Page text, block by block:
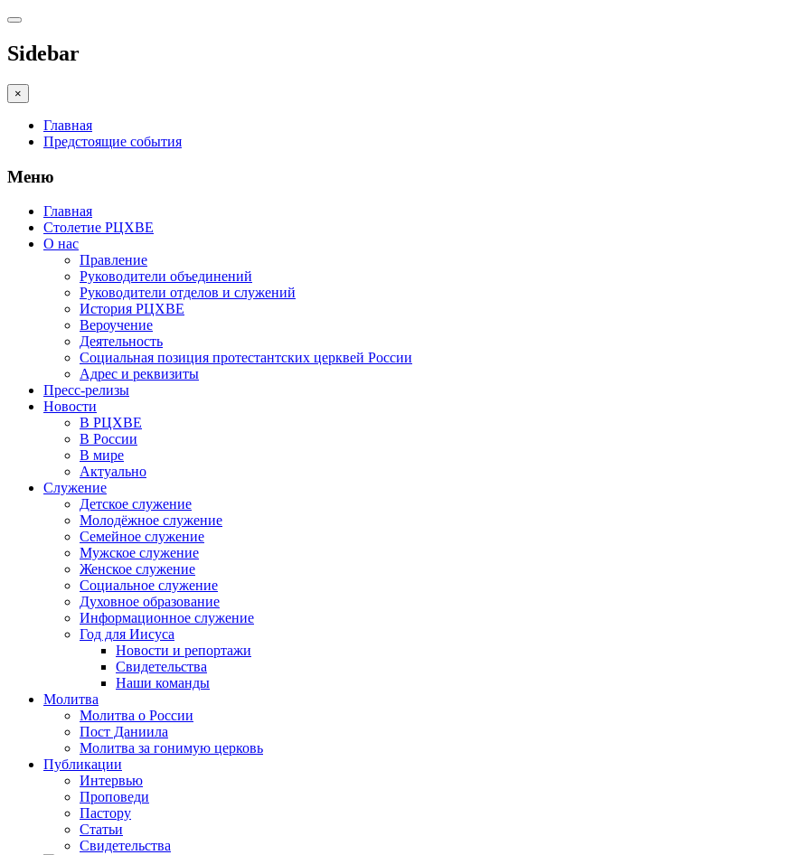
Sidebar
×
Главная
Предстоящие события
Меню
Главная
Столетие РЦХВЕ
О нас
Правление
Руководители объединений
Руководители отделов и служений
История РЦХВЕ
Вероучение
Деятельность
Социальная позиция протестантских церквей России
Адрес и реквизиты
Пресс-релизы
Новости
В РЦХВЕ
В России
В мире
Актуально
Служение
Детское служение
Молодёжное служение
Семейное служение
Мужское служение
Женское служение
Социальное служение
Духовное образование
Информационное служение
Год для Иисуса
Новости и репортажи
Свидетельства
Наши команды
Молитва
Молитва о России
Пост Даниила
Молитва за гонимую церковь
Публикации
Интервью
Проповеди
Пастору
Статьи
Свидетельства